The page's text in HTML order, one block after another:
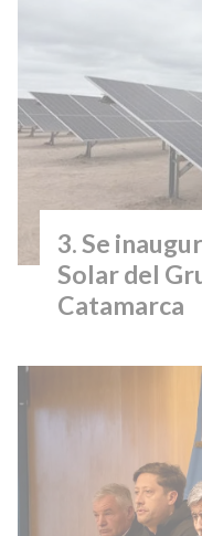
Se
Solar del
Catamarca